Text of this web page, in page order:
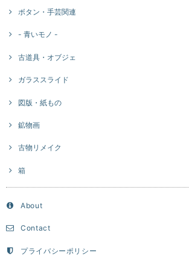
ボタン・手芸関連
- 青いモノ -
古道具・オブジェ
ガラススライド
図版・紙もの
鉱物画
古物リメイク
箱
About
Contact
プライバシーポリシー